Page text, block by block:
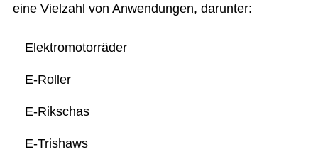
eine Vielzahl von Anwendungen, darunter:
Elektromotorräder
E-Roller
E-Rikschas
E-Trishaws